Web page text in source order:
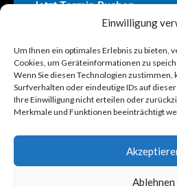
Einwilligung
Um Ihnen ein optimales Erlebnis zu bieten,
Cookies, um Geräteinformationen zu
Wenn Sie diesen Technologien zustimmen,
Surfverhalten oder eindeutige IDs auf
Ihre Einwilligung nicht erteilen oder
Merkmale und Funktionen beeinträchtigt
Ablehnen
Jetzt Termin Buchen
Kon­tak­t­dat­en
Bachstraße 11 -
85104
Pförring/Ettling
Montag -
08:00 Uhr -
Uhr
Sonntag
geschlossen